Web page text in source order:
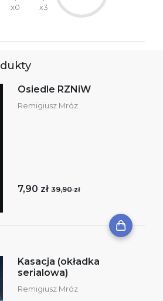
x0
x3
Osiedle RZNiW
Remigiusz Mróz
7,90 zł 39,90 zł
Kasacja (okładka
serialowa)
Remigiusz Mróz